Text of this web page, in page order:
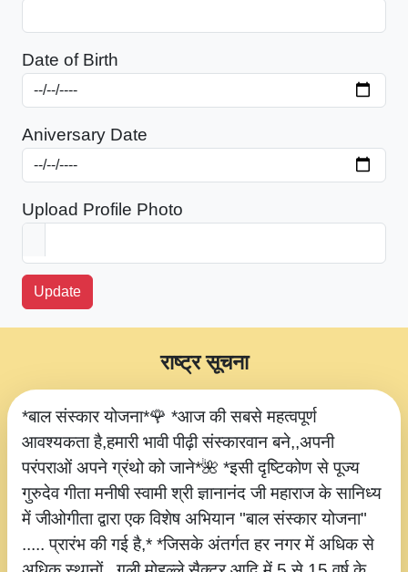
Date of Birth
Aniversary Date
Upload Profile Photo
Update
*बाल संस्कार योजना*🌹 *आज की सबसे महत्वपूर्ण
आवश्यकता है,हमारी भावी पीढ़ी संस्कारवान बने,,अपनी
परंपराओं अपने ग्रंथो को जाने*🌺 *इसी दृष्टिकोण से पूज्य
गुरुदेव गीता मनीषी स्वामी श्री ज्ञानानंद जी महाराज के सानिध्य
में जीओगीता द्वारा एक विशेष अभियान "बाल संस्कार योजना"
..... प्रारंभ की गई है,* *जिसके अंतर्गत हर नगर में अधिक से
राष्ट्र सूचना